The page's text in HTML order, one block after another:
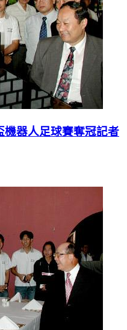
器人足球賽奪冠記者